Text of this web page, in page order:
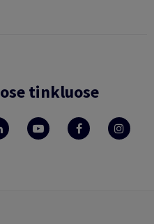
tinkluose